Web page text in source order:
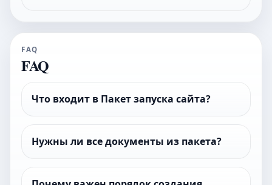
FAQ
FAQ
Что входит в Пакет запуска сайта?
Нужны ли все документы из пакета?